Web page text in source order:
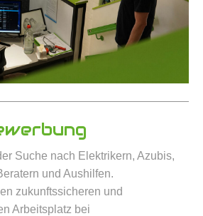
Suche nach Elektrikern, Azubis,
und Aushilfen.
zukunftssicheren und
Arbeitsplatz bei